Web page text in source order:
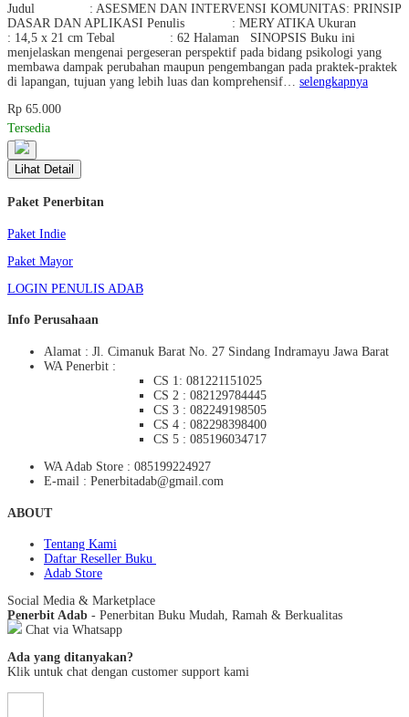
Judul : ASESMEN DAN INTERVENSI KOMUNITAS: PRINSIP
DASAR DAN APLIKASI Penulis : MERY ATIKA Ukuran
: 14,5 x 21 cm Tebal : 62 Halaman SINOPSIS Buku ini
menjelaskan mengenai pergeseran perspektif pada bidang psikologi yang
membawa dampak perubahan maupun pengembangan pada praktek-praktek
di lapangan, tujuan yang lebih luas dan komprehensif… selengkapnya
Rp 65.000
Tersedia
Lihat Detail
Paket Penerbitan
Paket Indie
Paket Mayor
LOGIN PENULIS ADAB
Info Perusahaan
Alamat : Jl. Cimanuk Barat No. 27 Sindang Indramayu Jawa Barat
WA Penerbit :
CS 1: 081221151025
CS 2 : 082129784445
CS 3 : 082249198505
CS 4 : 082298398400
CS 5 : 085196034717
WA Adab Store : 085199224927
E-mail : Penerbitadab@gmail.com
ABOUT
Tentang Kami
Daftar Reseller Buku
Adab Store
Social Media & Marketplace
Penerbit Adab - Penerbitan Buku Mudah, Ramah & Berkualitas
Chat via Whatsapp
Ada yang ditanyakan?
Klik untuk chat dengan customer support kami